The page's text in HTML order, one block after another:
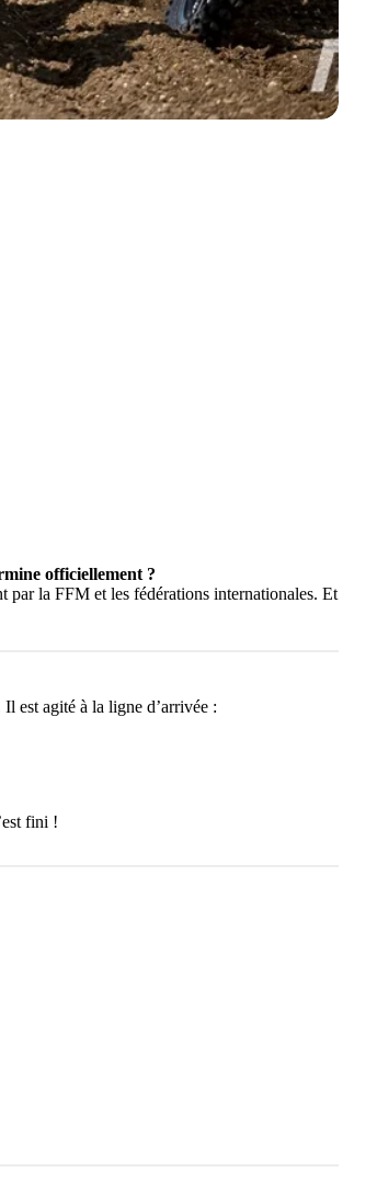
officiellement ?
par la FFM et les fédérations internationales. Et
Il est agité à la ligne d’arrivée :
fini !